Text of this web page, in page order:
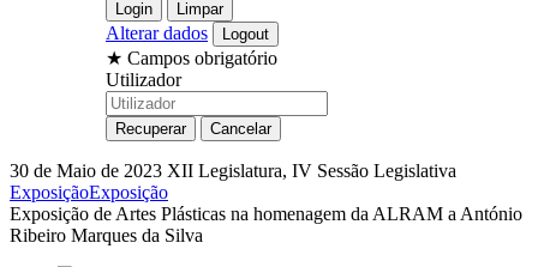
Alterar dados
★ Campos obrigatório
Utilizador
30 de Maio de 2023 XII Legislatura, IV Sessão Legislativa
ExposiçãoExposição
Exposição de Artes Plásticas na homenagem da ALRAM a António
Ribeiro Marques da Silva